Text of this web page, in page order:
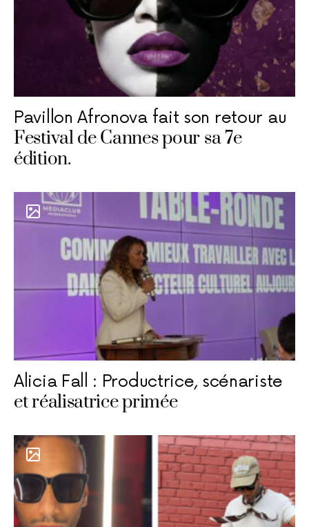
Pavillon Afronova fait son retour au
Festival de Cannes pour sa 7e
édition.
Alicia Fall : Productrice, scénariste
et réalisatrice primée